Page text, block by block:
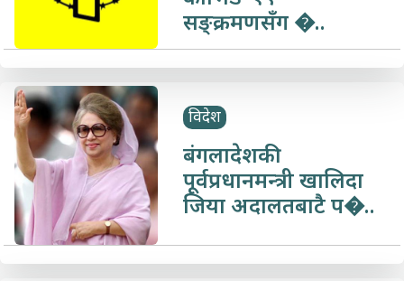
सङ्क्रमणसँग �..
विदेश
बंगलादेशकी
पूर्वप्रधानमन्त्री खालिदा
जिया अदालतबाटै प�..